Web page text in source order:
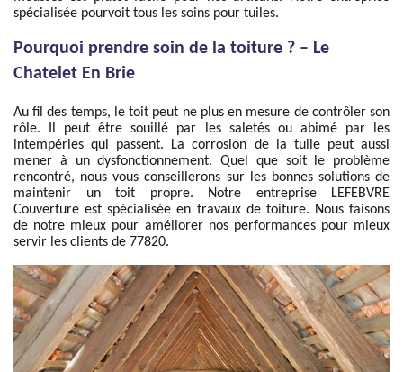
spécialisée pourvoit tous les soins pour tuiles.
Pourquoi prendre soin de la toiture ? – Le
Chatelet En Brie
Au fil des temps, le toit peut ne plus en mesure de contrôler son
rôle. Il peut être souillé par les saletés ou abimé par les
intempéries qui passent. La corrosion de la tuile peut aussi
mener à un dysfonctionnement. Quel que soit le problème
rencontré, nous vous conseillerons sur les bonnes solutions de
maintenir un toit propre. Notre entreprise LEFEBVRE
Couverture est spécialisée en travaux de toiture. Nous faisons
de notre mieux pour améliorer nos performances pour mieux
servir les clients de 77820.